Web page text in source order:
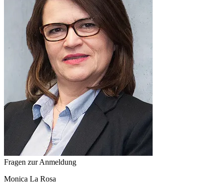
Fragen zur Anmeldung
Monica La Rosa